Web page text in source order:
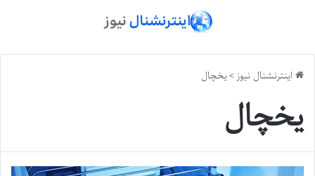
اینترنشنال نیوز>یخچال
یخچال